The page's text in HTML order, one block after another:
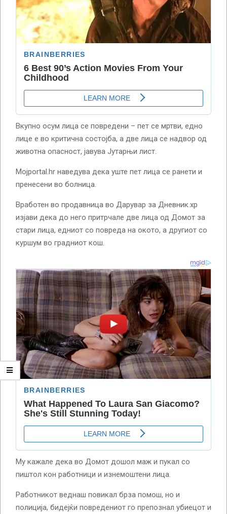
Вкупно осум лица се повредени – пет се мртви, едно
лице е во критична состојба, а две лица се надвор од
животна опасност, јавува Јутарњи лист.
Mojportal.hr наведува дека уште пет лица се ранети и
пренесени во болница.
Вработен во продавница во Дарувар за Дневник.хр
изјави дека до него притрчале две лица од Домот за
стари лица, едниот со повреда на окото, а другиот со
куршум во градниот кош.
Му кажале дека во Домот дошол маж и пукал со
пиштол кон работници и изнемоштени лица.
Работникот веднаш повикал брза помош, но и
полиција, бидејќи повредениот го препознал убиецот и